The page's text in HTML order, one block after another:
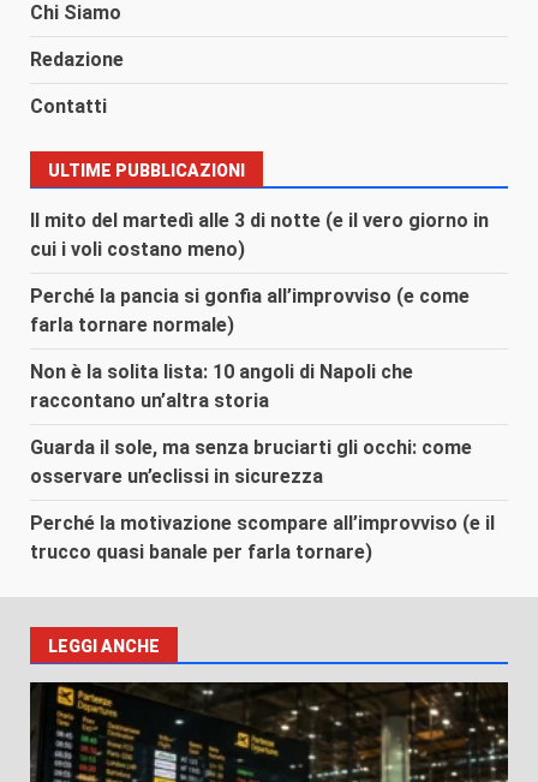
Chi Siamo
Redazione
Contatti
ULTIME PUBBLICAZIONI
Il mito del martedì alle 3 di notte (e il vero giorno in
cui i voli costano meno)
Perché la pancia si gonfia all’improvviso (e come
farla tornare normale)
Non è la solita lista: 10 angoli di Napoli che
raccontano un’altra storia
Guarda il sole, ma senza bruciarti gli occhi: come
osservare un’eclissi in sicurezza
Perché la motivazione scompare all’improvviso (e il
trucco quasi banale per farla tornare)
LEGGI ANCHE